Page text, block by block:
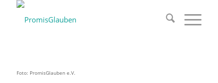
Foto: PromisGlauben e.V.